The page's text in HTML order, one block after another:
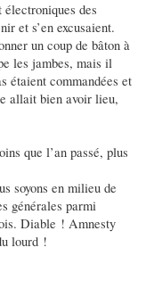
des
et s’en excusaient.
un coup de bâton à
les jambes, mais il
étaient commandées et
allait bien avoir lieu,
que l’an passé, plus
soyons en milieu de
générales parmi
Diable ! Amnesty
lourd !